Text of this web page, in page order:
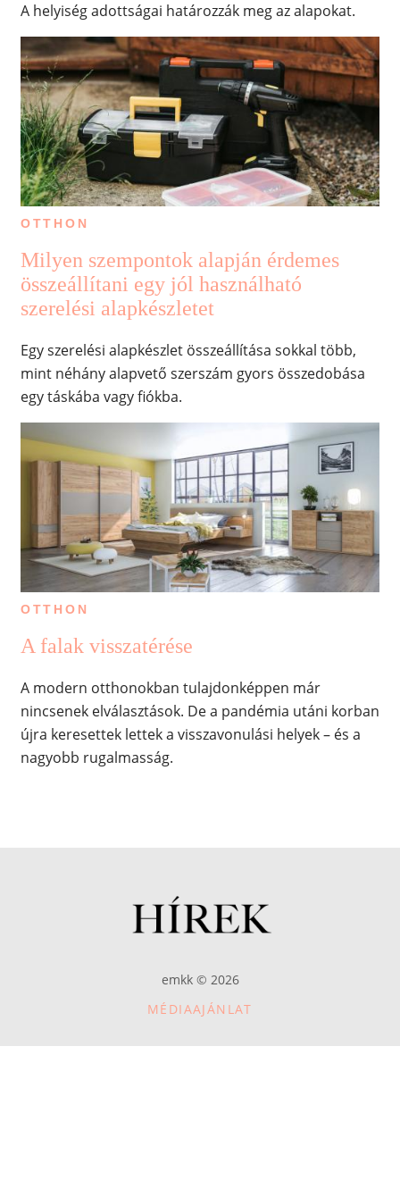
A helyiség adottságai határozzák meg az alapokat.
OTTHON
Milyen szempontok alapján érdemes
összeállítani egy jól használható
szerelési alapkészletet
Egy szerelési alapkészlet összeállítása sokkal több,
mint néhány alapvető szerszám gyors összedobása
egy táskába vagy fiókba.
OTTHON
A falak visszatérése
A modern otthonokban tulajdonképpen már
nincsenek elválasztások. De a pandémia utáni korban
újra keresettek lettek a visszavonulási helyek – és a
nagyobb rugalmasság.
emkk © 2026
MÉDIAAJÁNLAT